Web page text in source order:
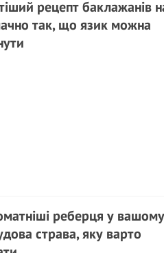
рецепт баклажанів
так, що язик можна